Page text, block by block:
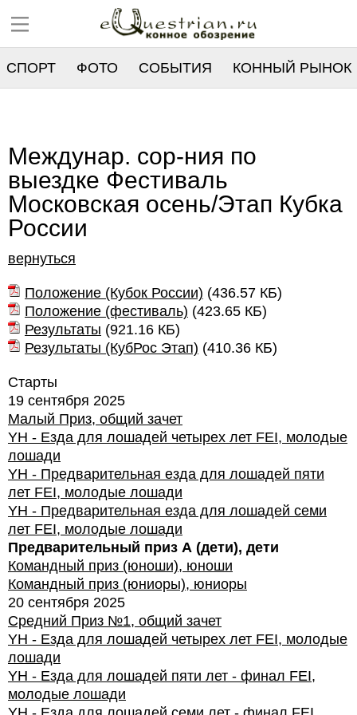
СПОРТ ФОТО СОБЫТИЯ КОННЫЙ РЫНОК
Междунар. сор-ния по
выездке Фестиваль
Московская осень/Этап Кубка
России
вернуться
Положение (Кубок России) (436.57 КБ)
Положение (фестиваль) (423.65 КБ)
Результаты (921.16 КБ)
Результаты (КубРос Этап) (410.36 КБ)
Старты
19 сентября 2025
Малый Приз, общий зачет
YH - Езда для лошадей четырех лет FEI, молодые
лошади
YH - Предварительная езда для лошадей пяти
лет FEI, молодые лошади
YH - Предварительная езда для лошадей семи
лет FEI, молодые лошади
Предварительный приз А (дети), дети
Командный приз (юноши), юноши
Командный приз (юниоры), юниоры
20 сентября 2025
Средний Приз №1, общий зачет
YH - Езда для лошадей четырех лет FEI, молодые
лошади
YH - Езда для лошадей пяти лет - финал FEI,
молодые лошади